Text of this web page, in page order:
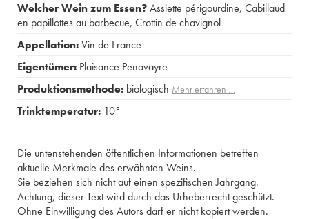
Welcher Wein zum Essen?Assiette périgourdine, Cabillaud
en papillottes au barbecue, Crottin de chavignol
Appellation:Vin de France
Eigentümer: Plaisance Penavayre
Produktionsmethode: biologisch Mehr erfahren …
Trinktemperatur: 10°
Die untenstehenden öffentlichen Informationen betreffen
aktuelle Merkmale des erwähnten Weins.
Sie beziehen sich nicht auf einen spezifischen Jahrgang.
Achtung, dieser Text wird durch das Urheberrecht geschützt.
Ohne Einwilligung des Autors darf er nicht kopiert werden.